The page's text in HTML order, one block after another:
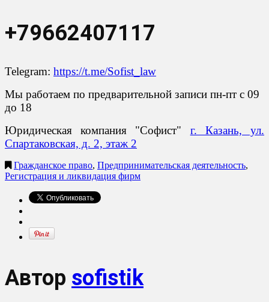
+79662407117
Telegram: https://t.me/Sofist_law
Мы работаем по предварительной записи пн-пт с 09
до 18
Юридическая компания "Софист" г. Казань, ул.
Спартаковская, д. 2, этаж 2
Гражданское право, Предпринимательская деятельность,
Регистрация и ликвидация фирм
Автор sofistik